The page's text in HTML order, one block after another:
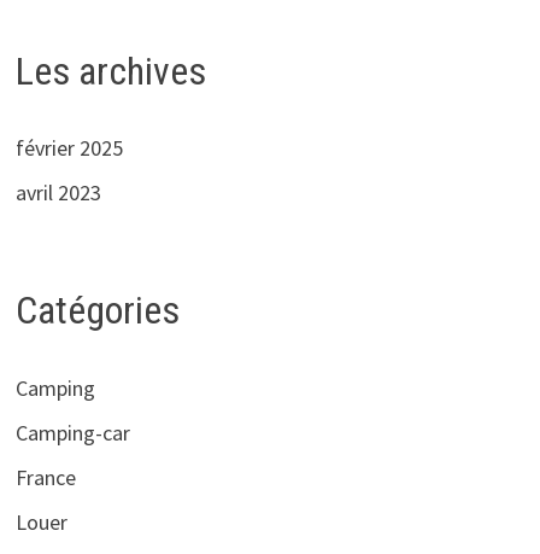
Les archives
février 2025
avril 2023
Catégories
Camping
Camping-car
France
Louer